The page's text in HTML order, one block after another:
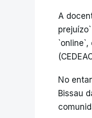
A
No
Bissau